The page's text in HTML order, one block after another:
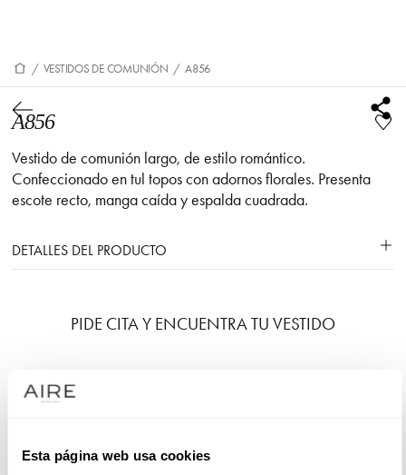
Esta página web usa cookies
/ VESTIDOS DE COMUNIÓN / A856
A856
Vestido de comunión largo, de estilo romántico.
Confeccionado en tul topos con adornos florales. Presenta
escote recto, manga caída y espalda cuadrada.
DETALLES DEL PRODUCTO
PIDE CITA Y ENCUENTRA TU VESTIDO